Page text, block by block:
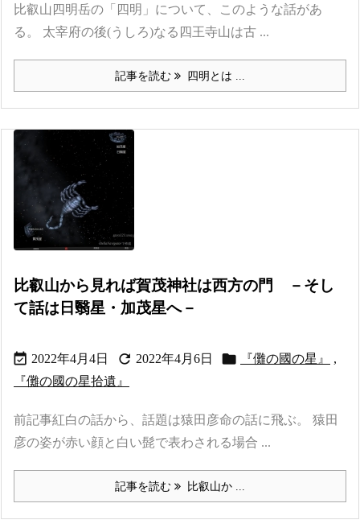
比叡山四明岳の「四明」について、このような話があ
る。 太宰府の後(うしろ)なる四王寺山は古 ...
記事を読む 四明とは ...
比叡山から見れば賀茂神社は西方の門 －そし
て話は日翳星・加茂星へ－
 2022年4月4日  2022年4月6日  『儺の國の星』
,
『儺の國の星拾遺』
前記事紅白の話から、話題は猿田彦命の話に飛ぶ。 猿田
彦の姿が赤い顔と白い髭で表わされる場合 ...
記事を読む 比叡山か ...